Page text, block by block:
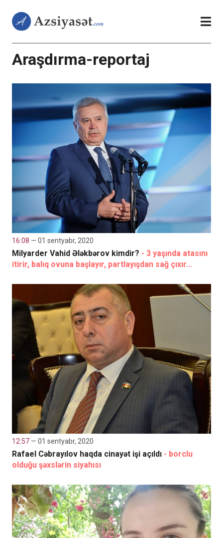
Araşdırma-reportaj
16:08 — 01 sentyabr, 2020
Milyarder Vahid Ələkbərov kimdir? - 3 yaşında atasını
itirir, balıq ovuna başlayır, partlayışdan sağ çıxır...
12:57 — 01 sentyabr, 2020
Rafael Cəbrayılov haqda cinayət işi açıldı - borclu
olduğu şəxslərin siyahısı